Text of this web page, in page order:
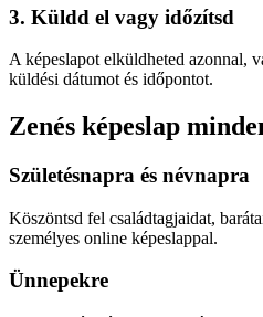
3. Küldd el vagy időzítsd
A képeslapot elküldheted azonnal,
küldési dátumot és időpontot.
Zenés képeslap
Születésnapra és névnapra
Köszöntsd fel családtagjaidat,
személyes online képeslappal.
Ünnepekre